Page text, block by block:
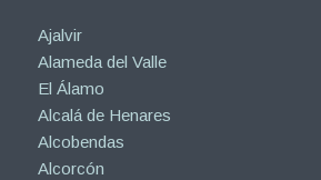
Ajalvir
Alameda del Valle
El Álamo
Alcalá de Henares
Alcobendas
Alcorcón